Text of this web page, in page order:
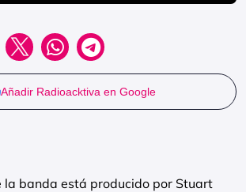
Añadir Radioacktiva en Google
la banda está producido por Stuart